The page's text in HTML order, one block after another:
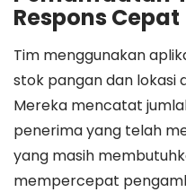
Respons Cepat
Tim menggunakan
stok pangan dan lokasi
Mereka mencatat
penerima yang telah
yang masih
mempercepat